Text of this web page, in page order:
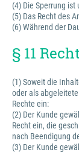
(4) Die Sperrung
(5) Das Recht des
(6) Während der
§ 11
(1) Soweit die
oder als
Rechte ein:
(2) Der Kunde
Recht ein, die
nach Beendigung
(3) Der Kunde